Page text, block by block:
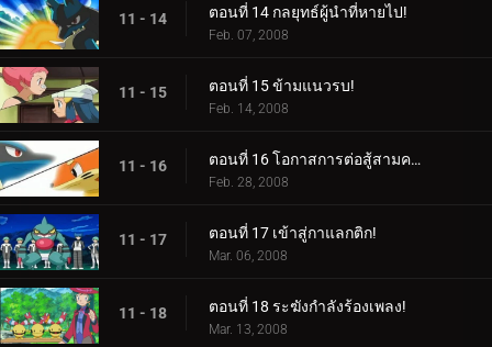
11 - 14 ตอนที่ 14 กลยุทธ์ผู้นำที่หายไป!
Feb. 07, 2008
11 - 15 ตอนที่ 15 ข้ามแนวรบ!
Feb. 14, 2008
11 - 16 ตอนที่ 16 โอกาสการต่อสู้สามครั้ง!
Feb. 28, 2008
11 - 17 ตอนที่ 17 เข้าสู่กาแลกติก!
Mar. 06, 2008
11 - 18 ตอนที่ 18 ระฆังกำลังร้องเพลง!
Mar. 13, 2008